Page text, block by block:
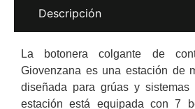
Descripción
La botonera colgante de
Giovenzana es una estación de
diseñada para grúas y sistemas
estación está equipada con 7